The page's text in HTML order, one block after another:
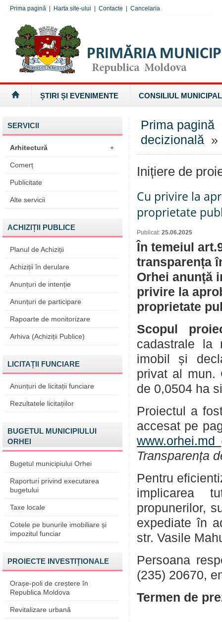
Prima pagină Harta site-ului Contacte Cancelaria
ȘTIRI ȘI EVENIMENTE CONSILIUL MUNICIPAL
SERVICII
Arhitectură +
Comerț
Publicitate
Alte servicii
ACHIZIȚII PUBLICE
Planul de Achiziții
Achiziții în derulare
Anunțuri de intenție
Anunțuri de participare
Rapoarte de monitorizare
Arhiva (Achiziții Publice)
LICITAȚII FUNCIARE
Anunțuri de licitații funciare
Rezultatele licitațiilor
BUGETUL MUNICIPIULUI
ORHEI
Bugetul municipiului Orhei
Raporturi privind executarea
bugetului
Taxe locale
Cotele pe bunurile imobiliare și
impozitul funciar
PROIECTE INVESTIȚIONALE
Orașe-poli de creștere în
Republica Moldova
Revitalizare urbană
Prima pagină
decizională »
Inițiere de
Cu privire la
proprietate
Publicat: 25.06.2025
În temeiul
transparența
Orhei anunță
privire la
proprietate
Scopul
cadastrale la
imobil și
privat al mun.
de 0,0504 ha
Proiectul a
accesat pe
www.orhei.md
Transparența
Pentru
implicarea
propunerilor,
expediate în
str. Vasile
Persoana
(235) 20670,
Termen de